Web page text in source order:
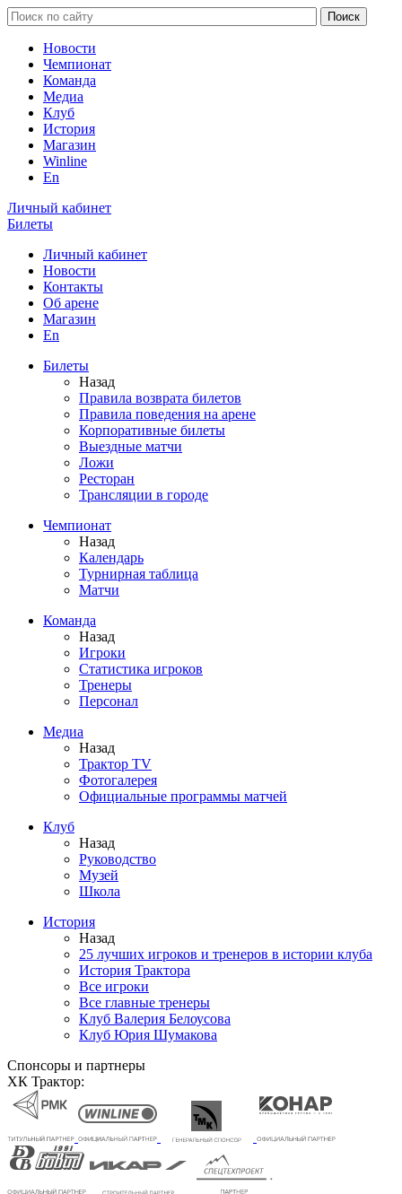
Новости
Чемпионат
Команда
Медиа
Клуб
История
Магазин
Winline
En
Личный кабинет
Билеты
Личный кабинет
Новости
Контакты
Об арене
Магазин
En
Билеты
Назад
Правила возврата билетов
Правила поведения на арене
Корпоративные билеты
Выездные матчи
Ложи
Ресторан
Трансляции в городе
Чемпионат
Назад
Календарь
Турнирная таблица
Матчи
Команда
Назад
Игроки
Статистика игроков
Тренеры
Персонал
Медиа
Назад
Трактор TV
Фотогалерея
Официальные программы матчей
Клуб
Назад
Руководство
Музей
Школа
История
Назад
25 лучших игроков и тренеров в истории клуба
История Трактора
Все игроки
Все главные тренеры
Клуб Валерия Белоусова
Клуб Юрия Шумакова
Спонсоры и партнеры
ХК Трактор: